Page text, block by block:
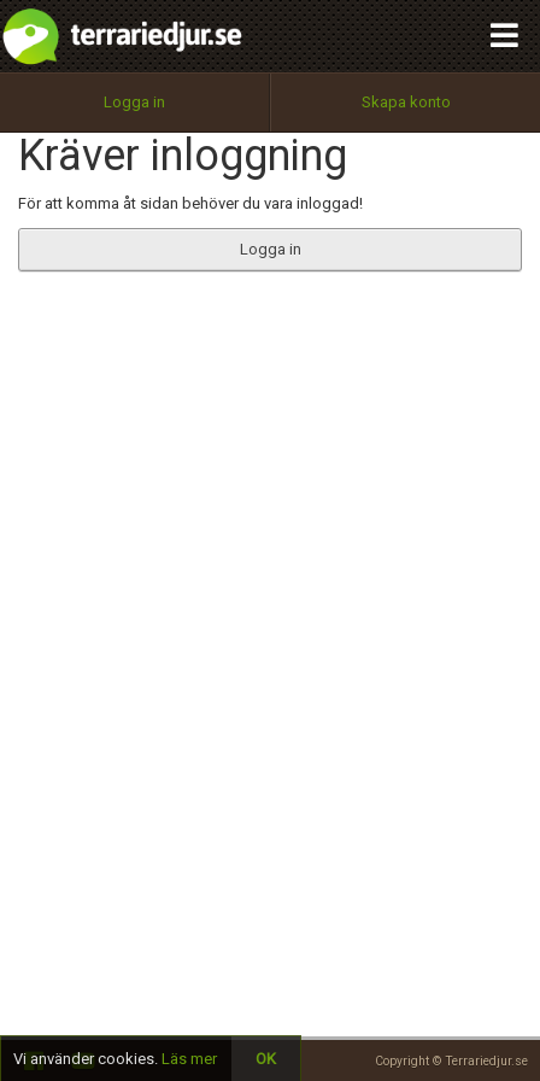
Logga in Skapa konto
Kräver inloggning
För att komma åt sidan behöver du vara inloggad!
Logga in
Copyright © Terrariedjur.se
Utför
100%
OK
integritetspolicy
Namn:
Epost:
Begär nytt lösenord
Tillbaka till förstasidan
Vi använder cookies. Läs mer OK